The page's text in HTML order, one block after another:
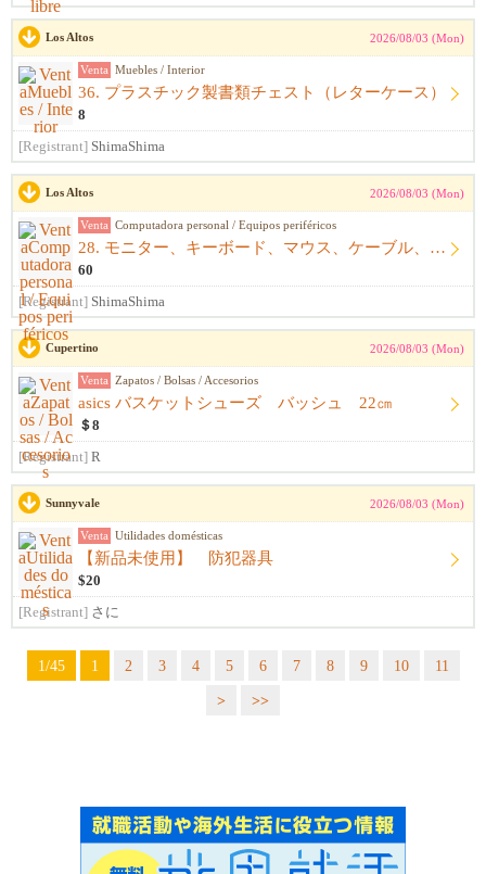
Los Altos 2026/08/03 (Mon)
Venta Muebles / Interior
36. プラスチック製書類チェスト（レターケース）
8
[Registrant] ShimaShima
Los Altos 2026/08/03 (Mon)
Venta Computadora personal / Equipos periféricos
28. モニター、キーボード、マウス、ケーブル、アームレスト一式
60
[Registrant] ShimaShima
Cupertino 2026/08/03 (Mon)
Venta Zapatos / Bolsas / Accesorios
asics バスケットシューズ バッシュ 22㎝
＄8
[Registrant] R
Sunnyvale 2026/08/03 (Mon)
Venta Utilidades domésticas
【新品未使用】 防犯器具
$20
[Registrant] さに
1/45 1 2 3 4 5 6 7 8 9 10
11
>
>>